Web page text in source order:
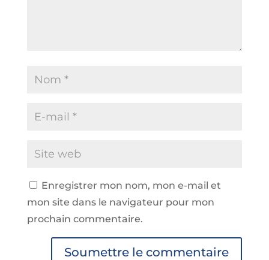
Enregistrer mon nom, mon e-mail et
mon site dans le navigateur pour mon
prochain commentaire.
Soumettre le commentaire